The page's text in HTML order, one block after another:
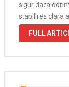
sigur daca
stabilirea clara
daca vreau ca
FULL